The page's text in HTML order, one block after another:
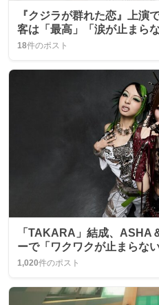
『クジラが群れた恋』上
客は「最高」「涙が止まらな
18件のポスト
「TAKARA」結成、ASHA
ーで「ワクワクが止まらない
1,020件のポスト